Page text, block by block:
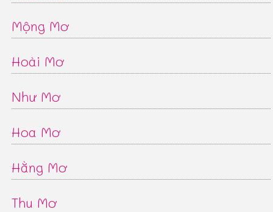
Mộng Mơ
Hoài Mơ
Như Mơ
Hoa Mơ
Hằng Mơ
Thu Mơ